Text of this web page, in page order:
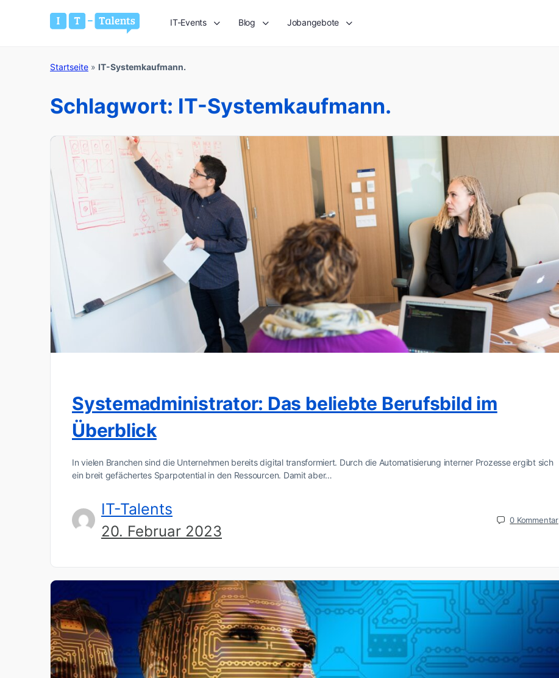
IT-Events Blog Jobangebote
Startseite » IT-Systemkaufmann.
Schlagwort: IT-Systemkaufmann.
Systemadministrator: Das beliebte Berufsbild im
Überblick
In vielen Branchen sind die Unternehmen bereits digital transformiert. Durch die Automatisierung interner Prozesse ergibt sich
ein breit gefächertes Sparpotential in den Ressourcen. Damit aber…
IT-Talents
20. Februar 2023
0 Kommentar